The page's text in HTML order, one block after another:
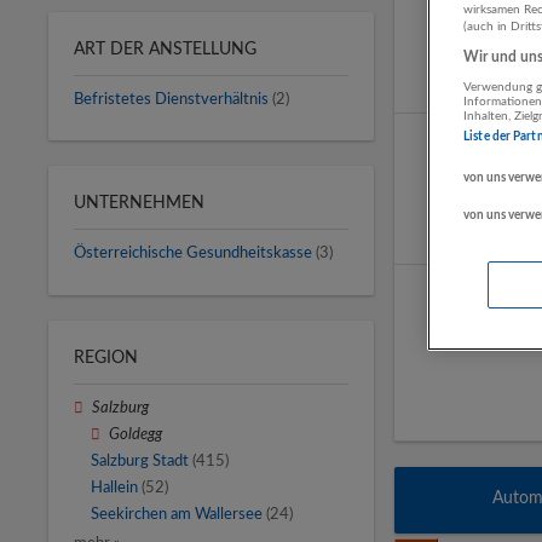
ART DER ANSTELLUNG
Befristetes Dienstverhältnis (2)
UNTERNEHMEN
Österreichische Gesundheitskasse (3)
REGION
Salzburg
Goldegg
Salzburg Stadt (415)
Hallein (52)
Seekirchen am Wallersee (24)
wirksamen
(auch in
Wir und
Verwendung
Inhalten,
Liste der
von uns
von uns